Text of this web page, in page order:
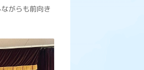
がらも前向き